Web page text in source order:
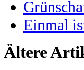
Einmal
Ältere